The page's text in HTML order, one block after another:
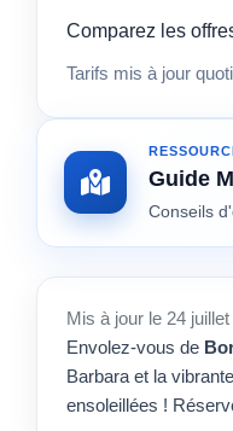
Comparez les
Tarifs mis à jour
Guide
Conseils
Mis à jour le 24
Envolez-vous de
Barbara et la
ensoleillées !